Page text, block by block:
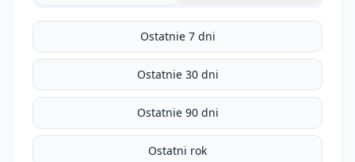
Ostatnie 7 dni
Ostatnie 30 dni
Ostatnie 90 dni
Ostatni rok